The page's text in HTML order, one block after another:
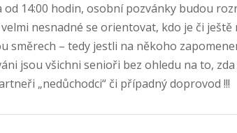
14:00 hodin, osobní pozvánky budou
nesnadné se orientovat, kdo je či ještě
směrech – tedy jestli na někoho
jsou všichni senioři bez ohledu na to,
„nedůchodci“ či případný doprovod !!!